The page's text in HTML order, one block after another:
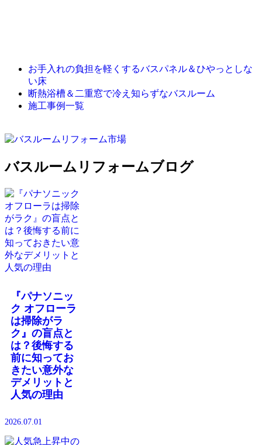
お手入れの負担を軽くするバスパネル＆ひやっとしな
い床
断熱浴槽＆二重窓で冷え知らずなバスルーム
施工事例一覧
バスルームリフォームブログ
『パナソニッ
ク オフローラ
は掃除がラ
ク』の盲点と
は？後悔する
前に知ってお
きたい意外な
デメリットと
人気の理由
2026.07.01